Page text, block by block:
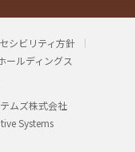
シビリティ方針
ールディングス
ムズ株式会社
Systems